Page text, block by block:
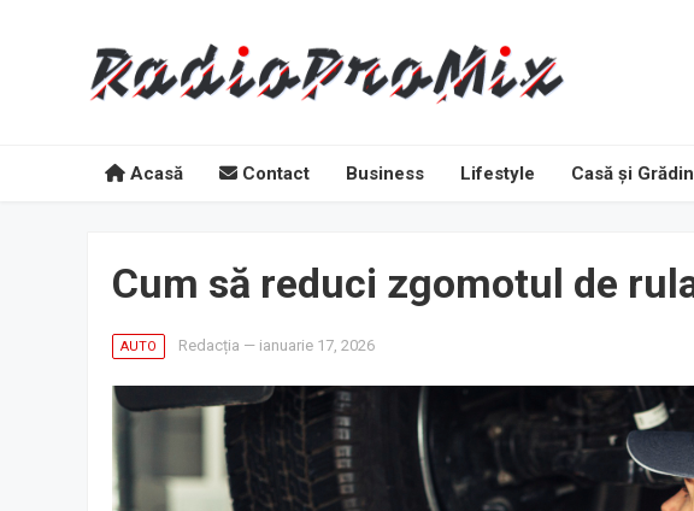
Acasă Contact Business Lifestyle Casă și
Cum să reduci zgomotul de
AUTO Redacția — ianuarie 17, 2026